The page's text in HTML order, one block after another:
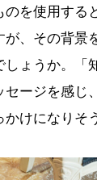
を使用する
が、その背景
しょうか。「
セージを感じ
けになりそ